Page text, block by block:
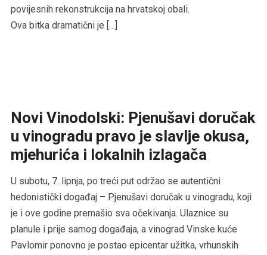
povijesnih rekonstrukcija na hrvatskoj obali.
Ova bitka dramatični je […]
Novi Vinodolski: Pjenušavi doručak
u vinogradu pravo je slavlje okusa,
mjehurića i lokalnih izlagača
U subotu, 7. lipnja, po treći put održao se autentični
hedonistički događaj – Pjenušavi doručak u vinogradu, koji
je i ove godine premašio sva očekivanja. Ulaznice su
planule i prije samog događaja, a vinograd Vinske kuće
Pavlomir ponovno je postao epicentar užitka, vrhunskih